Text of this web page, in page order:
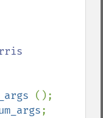
();